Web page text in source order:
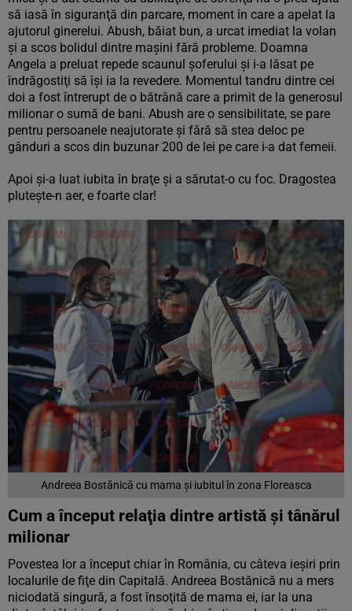
să iasă în siguranţă din parcare, moment în care a apelat la
ajutorul ginerelui. Abush, băiat bun, a urcat imediat la volan
şi a scos bolidul dintre maşini fără probleme. Doamna
Angela a preluat repede scaunul şoferului şi i-a lăsat pe
îndrăgostiţi să îşi ia la revedere. Momentul tandru dintre cei
doi a fost întrerupt de o bătrână care a primit de la generosul
milionar o sumă de bani. Abush are o sensibilitate, se pare
pentru persoanele neajutorate şi fără să stea deloc pe
gânduri a scos din buzunar 200 de lei pe care i-a dat femeii.
Apoi şi-a luat iubita în braţe şi a sărutat-o cu foc. Dragostea
pluteşte-n aer, e foarte clar!
Andreea Bostănică cu mama şi iubitul în zona Floreasca
Cum a început relaţia dintre artistă şi tânărul
milionar
Povestea lor a început chiar în România, cu câteva ieşiri prin
localurile de fiţe din Capitală. Andreea Bostănică nu a mers
niciodată singură, a fost însoţită de mama ei, iar la una